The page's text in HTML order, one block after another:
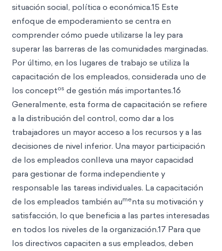
situación social, política o económica.15 Este
enfoque de empoderamiento se centra en
comprender cómo puede utilizarse la ley para
superar las barreras de las comunidades marginadas.
Por último, en los lugares de trabajo se utiliza la
capacitación de los empleados, considerada uno de
los conceptos de gestión más importantes.16
Generalmente, esta forma de capacitación se refiere
a la distribución del control, como dar a los
trabajadores un mayor acceso a los recursos y a las
decisiones de nivel inferior. Una mayor participación
de los empleados conlleva una mayor capacidad
para gestionar de forma independiente y
responsable las tareas individuales. La capacitación
de los empleados también aumenta su motivación y
satisfacción, lo que beneficia a las partes interesadas
en todos los niveles de la organización.17 Para que
los directivos capaciten a sus empleados, deben